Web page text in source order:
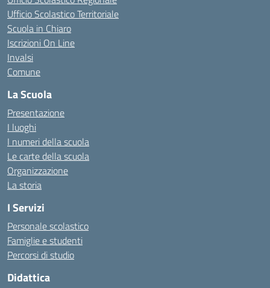
Ufficio Scolastico Territoriale
Scuola in Chiaro
Iscrizioni On Line
Invalsi
Comune
La Scuola
Presentazione
I luoghi
I numeri della scuola
Le carte della scuola
Organizzazione
La storia
I Servizi
Personale scolastico
Famiglie e studenti
Percorsi di studio
Didattica